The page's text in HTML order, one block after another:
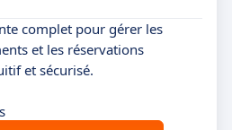
complet pour gérer les
et les réservations
et sécurisé.